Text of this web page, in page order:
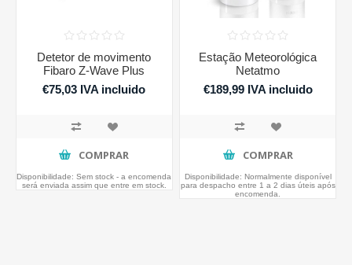
Detetor de movimento
Fibaro Z-Wave Plus
€75,03 IVA incluido
COMPRAR
Disponibilidade: Sem stock - a encomenda
será enviada assim que entre em stock.
Estação Meteorológica
Netatmo
€189,99 IVA incluido
COMPRAR
Disponibilidade: Normalmente disponível
para despacho entre 1 a 2 dias úteis após
encomenda.